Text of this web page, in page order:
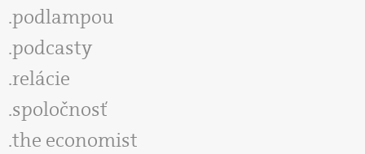
podlampou
podcasty
relácie
spoločnosť
the economist